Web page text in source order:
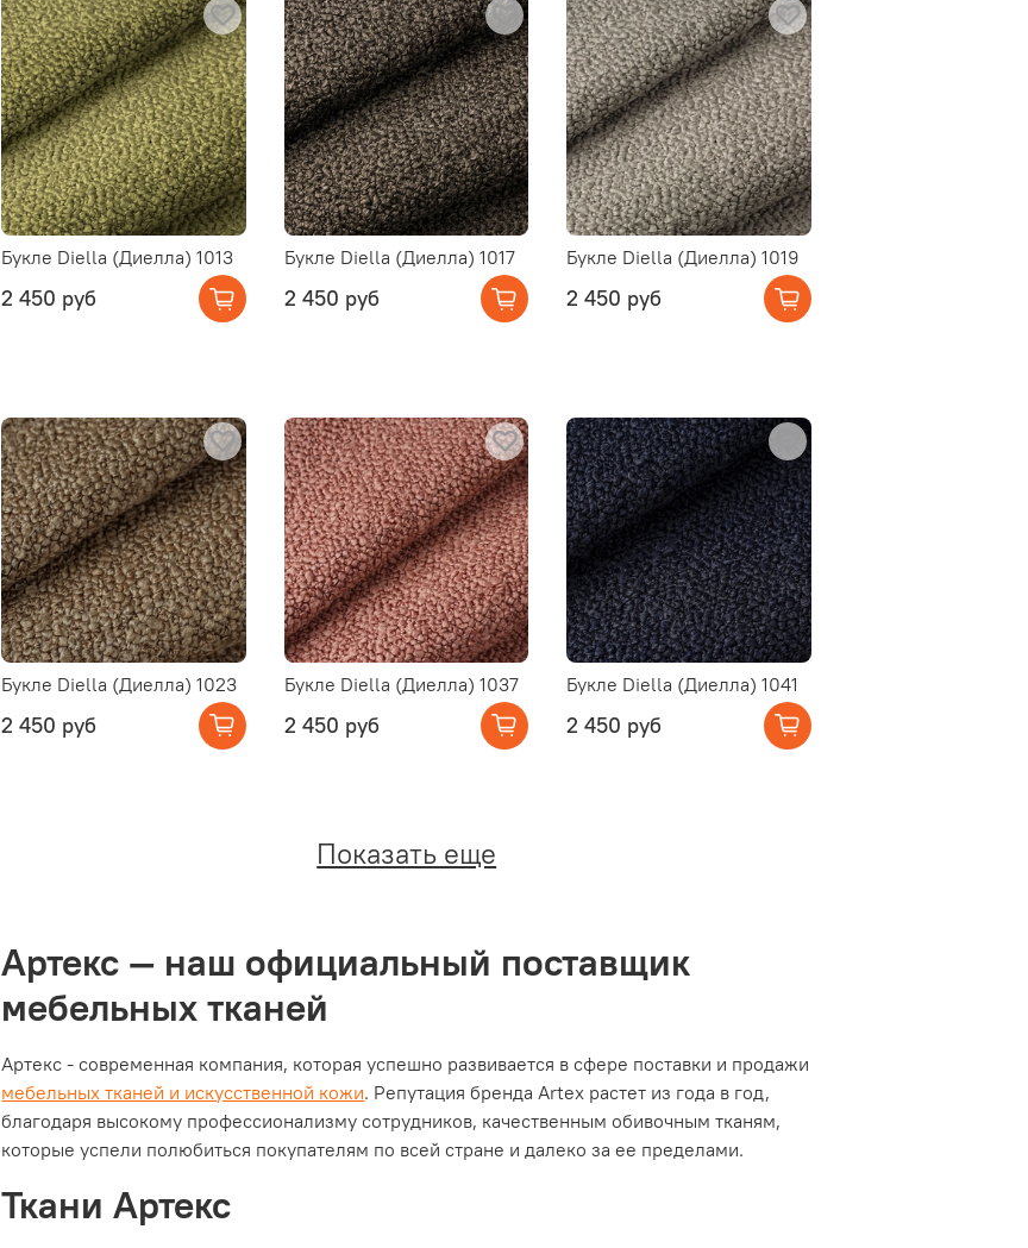
Букле Diella (Диелла) 1013
2 450 руб
Букле Diella (Диелла) 1017
2 450 руб
Букле Diella (Диелла) 1019
2 450 руб
Букле Diella (Диелла) 1023
2 450 руб
Букле Diella (Диелла) 1037
2 450 руб
Букле Diella (Диелла) 1041
2 450 руб
Показать еще
Артекс — наш официальный поставщик
мебельных тканей
Артекc - современная компания, которая успешно развивается в сфере поставки и продажи
мебельных тканей и искусственной кожи. Репутация бренда Artex растет из года в год,
благодаря высокому профессионализму сотрудников, качественным обивочным тканям,
которые успели полюбиться покупателям по всей стране и далеко за ее пределами.
Ткани Артекс